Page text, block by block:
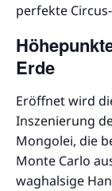
perfekte
Erde
Eröffnet wird
Inszenierung
Mongolei, die
Monte Carlo
waghalsige